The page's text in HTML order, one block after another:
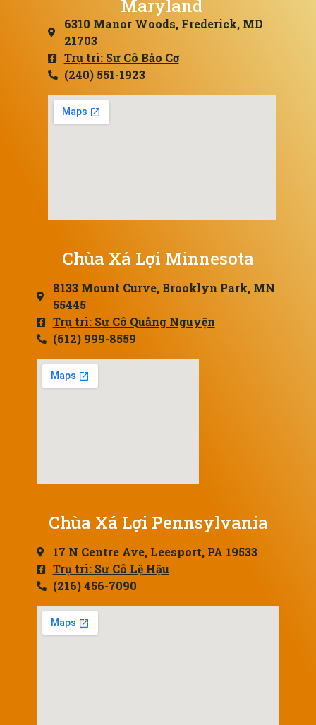
Maryland
6310 Manor Woods, Frederick, MD
21703
Trụ trì: Sư Cô Bảo Cơ
(240) 551-1923
Chùa Xá Lợi Minnesota
8133 Mount Curve, Brooklyn Park, MN
55445
Trụ trì: Sư Cô Quảng Nguyện
(612) 999-8559
Chùa Xá Lợi Pennsylvania
17 N Centre Ave, Leesport, PA 19533
Trụ trì: Sư Cô Lệ Hậu
(216) 456-7090